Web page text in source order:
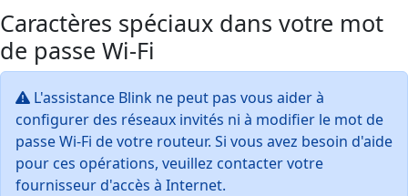
Caractères spéciaux dans votre mot
de passe Wi-Fi
L'assistance Blink ne peut pas vous aider à
configurer des réseaux invités ni à modifier le mot de
passe Wi-Fi de votre routeur. Si vous avez besoin d'aide
pour ces opérations, veuillez contacter votre
fournisseur d'accès à Internet.